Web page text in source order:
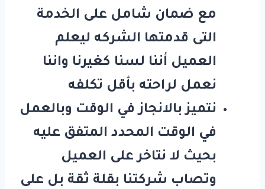
مع ضمان شامل على الخدمة
التى قدمتها الشركه ليعلم
العميل أننا لسنا كغيرنا واننا
نعمل لراحته بأقل تكلفه
نتميز بالانجاز في الوقت وبالعمل
في الوقت المحدد المتفق عليه
بحيث لا نتاخر على العميل
وتصاب شركتنا بقلة ثقة بل على